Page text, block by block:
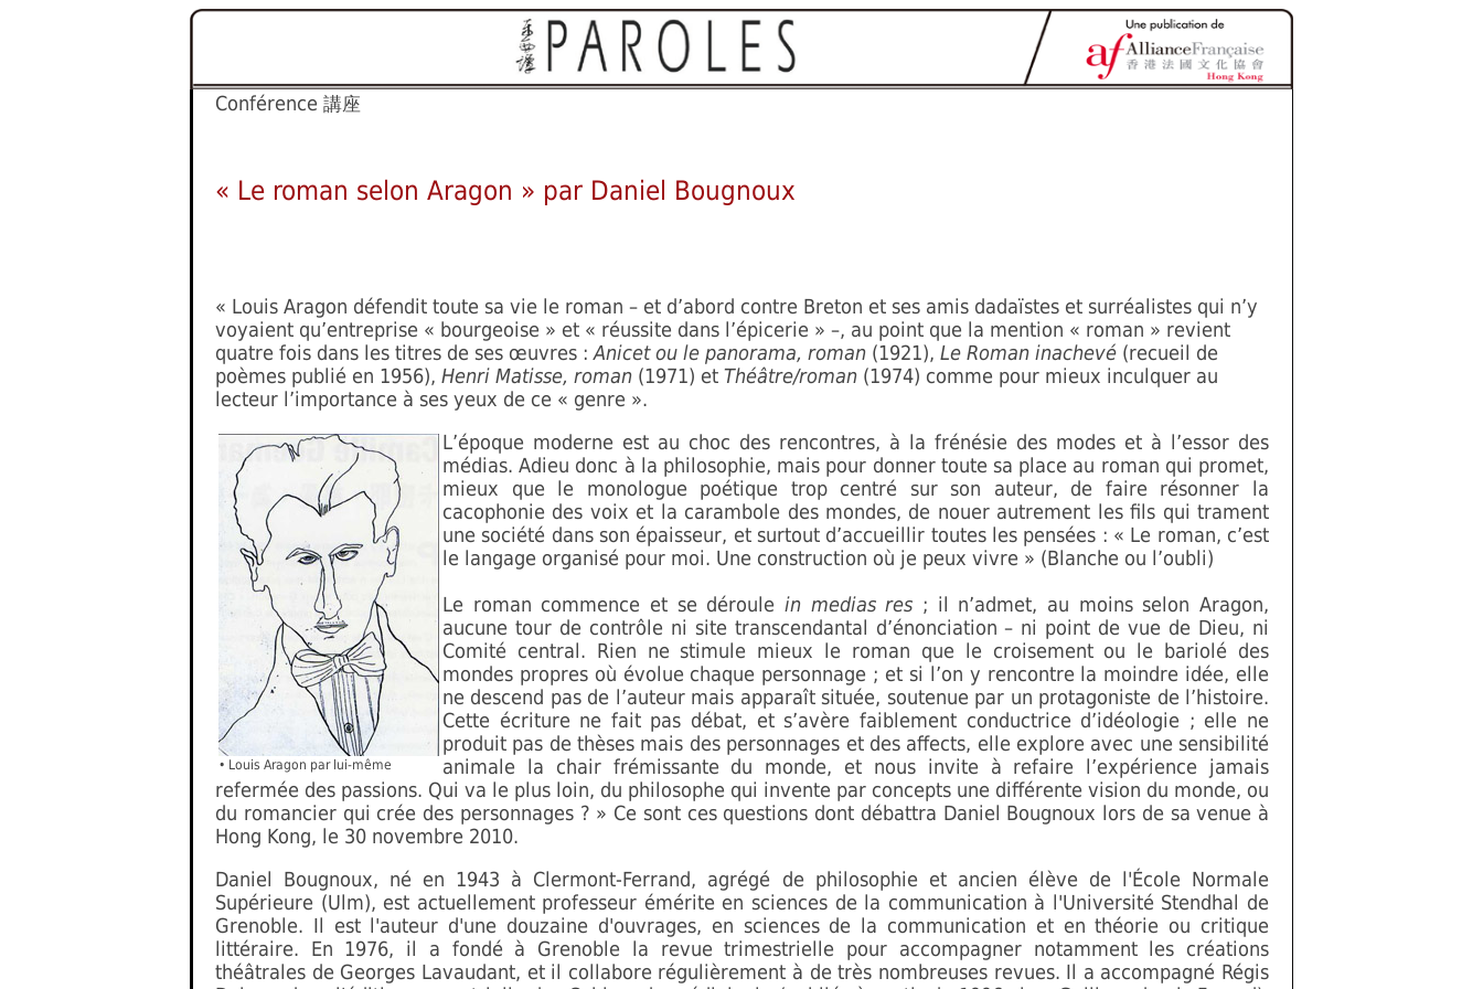
Conférence 講座
« Le roman selon Aragon » par Daniel Bougnoux
« Louis Aragon défendit toute sa vie le roman – et d’abord contre Breton et ses amis dadaïstes et surréalistes qui n’y
voyaient qu’entreprise « bourgeoise » et « réussite dans l’épicerie » –, au point que la mention « roman » revient
quatre fois dans les titres de ses œuvres : Anicet ou le panorama, roman (1921), Le Roman inachevé (recueil de
poèmes publié en 1956), Henri Matisse, roman (1971) et Théâtre/roman (1974) comme pour mieux inculquer au
lecteur l’importance à ses yeux de ce « genre ».
• Louis Aragon par lui-même
L’époque moderne est au choc des rencontres, à la frénésie des modes et à l’essor des
médias. Adieu donc à la philosophie, mais pour donner toute sa place au roman qui promet,
mieux que le monologue poétique trop centré sur son auteur, de faire résonner la
cacophonie des voix et la carambole des mondes, de nouer autrement les fils qui trament
une société dans son épaisseur, et surtout d’accueillir toutes les pensées : « Le roman, c’est
le langage organisé pour moi. Une construction où je peux vivre » (Blanche ou l’oubli)
Le roman commence et se déroule in medias res ; il n’admet, au moins selon Aragon,
aucune tour de contrôle ni site transcendantal d’énonciation – ni point de vue de Dieu, ni
Comité central. Rien ne stimule mieux le roman que le croisement ou le bariolé des
mondes propres où évolue chaque personnage ; et si l’on y rencontre la moindre idée, elle
ne descend pas de l’auteur mais apparaît située, soutenue par un protagoniste de l’histoire.
Cette écriture ne fait pas débat, et s’avère faiblement conductrice d’idéologie ; elle ne
produit pas de thèses mais des personnages et des affects, elle explore avec une sensibilité
animale la chair frémissante du monde, et nous invite à refaire l’expérience jamais
refermée des passions. Qui va le plus loin, du philosophe qui invente par concepts une différente vision du monde, ou
du romancier qui crée des personnages ? » Ce sont ces questions dont débattra Daniel Bougnoux lors de sa venue à
Hong Kong, le 30 novembre 2010.
Daniel Bougnoux, né en 1943 à Clermont-Ferrand, agrégé de philosophie et ancien élève de l'École Normale
Supérieure (Ulm), est actuellement professeur émérite en sciences de la communication à l'Université Stendhal de
Grenoble. Il est l'auteur d'une douzaine d'ouvrages, en sciences de la communication et en théorie ou critique
littéraire. En 1976, il a fondé à Grenoble la revue trimestrielle pour accompagner notamment les créations
théâtrales de Georges Lavaudant, et il collabore régulièrement à de très nombreuses revues. Il a accompagné Régis